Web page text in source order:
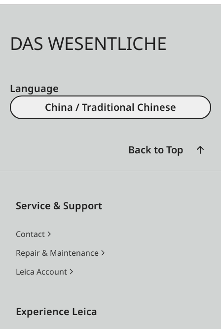
DAS WESENTLICHE
Language
China / Traditional Chinese
Back to Top
Service & Support
Contact
Repair & Maintenance
Leica Account
Experience Leica